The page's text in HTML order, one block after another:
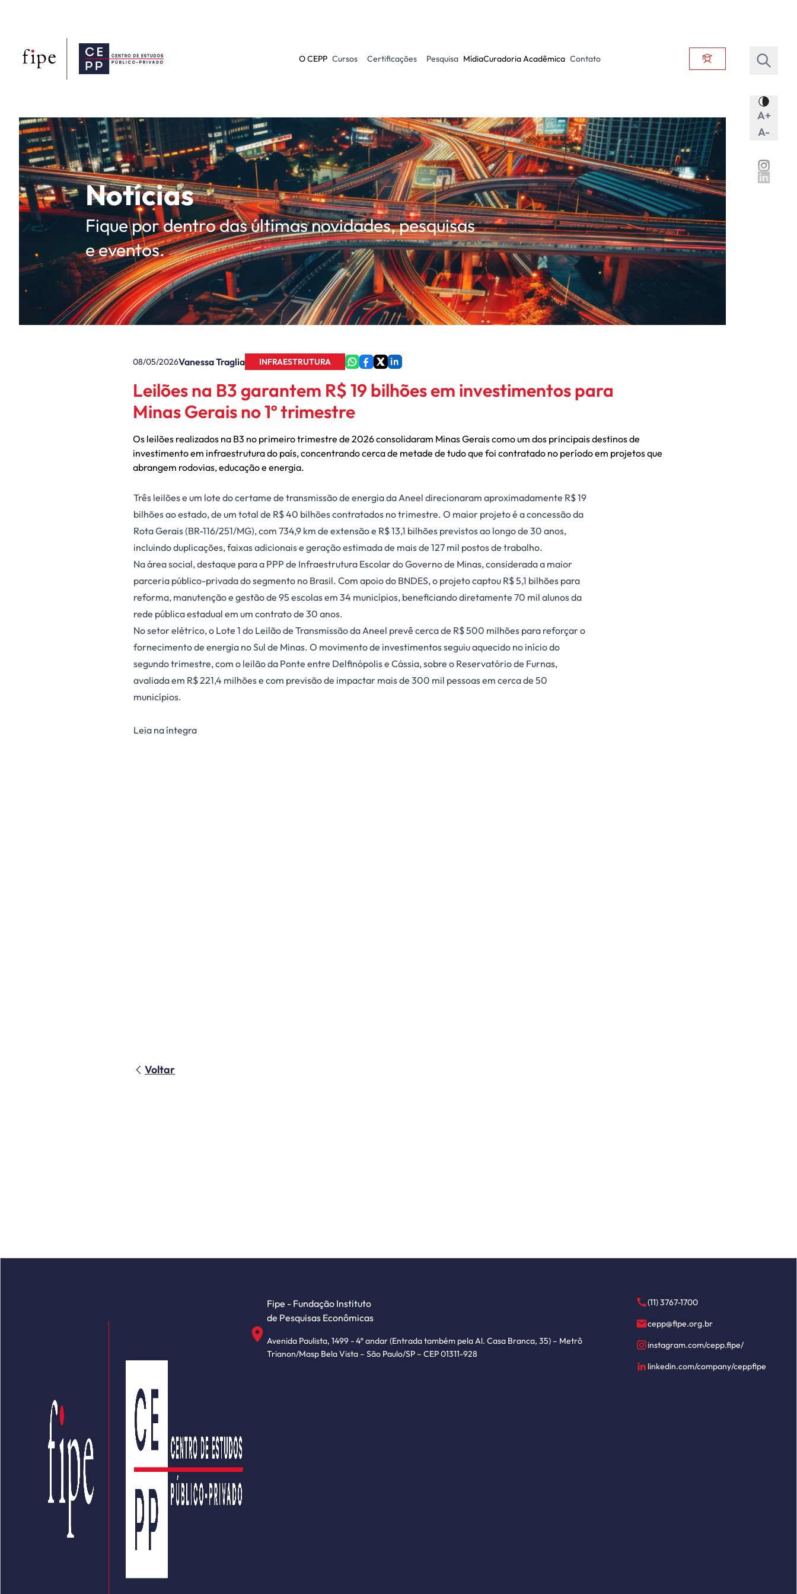
O CEPP Cursos Certificações Pesquisa MídiaCuradoria Acadêmica Contato
A+
A-
Notícias
Fique por dentro das últimas novidades, pesquisas
e eventos.
08/05/2026Vanessa Traglia INFRAESTRUTURA
Leilões na B3 garantem R$ 19 bilhões em investimentos para
Minas Gerais no 1º trimestre
Os leilões realizados na B3 no primeiro trimestre de 2026 consolidaram Minas Gerais como um dos principais destinos de
investimento em infraestrutura do país, concentrando cerca de metade de tudo que foi contratado no período em projetos que
abrangem rodovias, educação e energia.
Três leilões e um lote do certame de transmissão de energia da Aneel direcionaram aproximadamente R$ 19
bilhões ao estado, de um total de R$ 40 bilhões contratados no trimestre. O maior projeto é a concessão da
Rota Gerais (BR-116/251/MG), com 734,9 km de extensão e R$ 13,1 bilhões previstos ao longo de 30 anos,
incluindo duplicações, faixas adicionais e geração estimada de mais de 127 mil postos de trabalho.
Na área social, destaque para a PPP de Infraestrutura Escolar do Governo de Minas, considerada a maior
parceria público-privada do segmento no Brasil. Com apoio do BNDES, o projeto captou R$ 5,1 bilhões para
reforma, manutenção e gestão de 95 escolas em 34 municípios, beneficiando diretamente 70 mil alunos da
rede pública estadual em um contrato de 30 anos.
No setor elétrico, o Lote 1 do Leilão de Transmissão da Aneel prevê cerca de R$ 500 milhões para reforçar o
fornecimento de energia no Sul de Minas. O movimento de investimentos seguiu aquecido no início do
segundo trimestre, com o leilão da Ponte entre Delfinópolis e Cássia, sobre o Reservatório de Furnas,
avaliada em R$ 221,4 milhões e com previsão de impactar mais de 300 mil pessoas em cerca de 50
municípios.
Leia na íntegra
Voltar
Fipe - Fundação Instituto
de Pesquisas Econômicas
Avenida Paulista, 1499 - 4º andar (Entrada também pela Al. Casa Branca, 35) – Metrô
Trianon/Masp Bela Vista – São Paulo/SP – CEP 01311-928
(11) 3767-1700
cepp@fipe.org.br
instagram.com/cepp.fipe/
linkedin.com/company/ceppfipe